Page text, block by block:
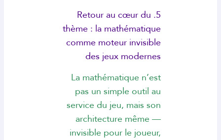
5. Retour au cœur du
thème : la mathématique
comme moteur invisible
des jeux modernes
La mathématique n’est
pas un simple outil au
service du jeu, mais son
architecture même —
invisible pour le joueur,